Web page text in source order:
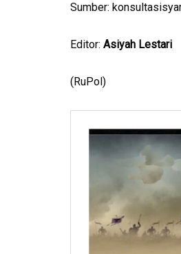
Sumber:
Editor: Asiyah Lestari
(RuPol)